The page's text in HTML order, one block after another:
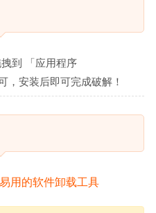
拽到 「应用程序
，安装后即可完成破解！